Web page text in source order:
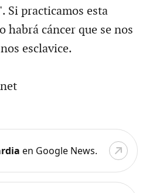
Si practicamos esta
cáncer que se nos
esclavice.
en Google News.